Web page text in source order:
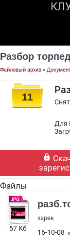
Разбор
Файловый архив »
11
Для

Файлы
57 Кб
харек
16-10-08